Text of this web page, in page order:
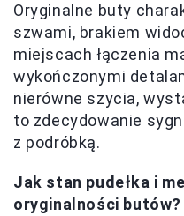
Oryginalne buty
szwami, brakiem
miejscach łączenia
wykończonymi
nierówne szycia,
to zdecydowanie
z podróbką.
Jak stan pudełka i
oryginalności butów?